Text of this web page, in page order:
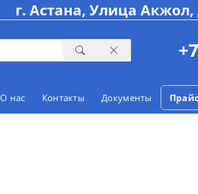
г. Астана, Улица
О нас Контакты Документы